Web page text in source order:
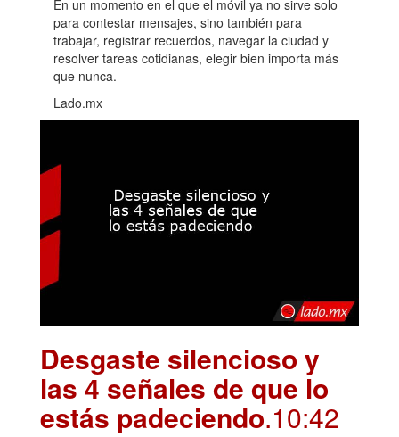
En un momento en el que el móvil ya no sirve solo
para contestar mensajes, sino también para
trabajar, registrar recuerdos, navegar la ciudad y
resolver tareas cotidianas, elegir bien importa más
que nunca.
Lado.mx
Desgaste silencioso y
las 4 señales de que lo
estás padeciendo.10:42